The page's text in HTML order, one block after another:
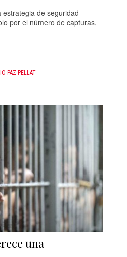
de seguridad
por el número de capturas,
PAZ PELLAT
una